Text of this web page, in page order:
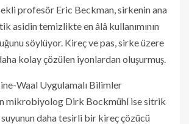
profesör Eric Beckman, sirkenin ana
asidin temizlikte en âlâ kullanımının
söylüyor. Kireç ve pas, sirke üzere
kolay çözülen iyonlardan oluşurmuş.
Waal Uygulamalı Bilimler
mikrobiyolog Dirk Bockmühl ise sitrik
daha tesirli bir kireç çözücü